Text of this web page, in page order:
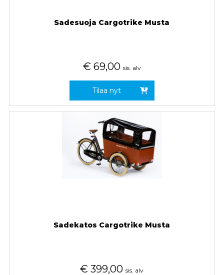
Sadesuoja Cargotrike Musta
€ 69,00 sis. alv
Tilaa nyt
Sadekatos Cargotrike Musta
€ 399,00 sis. alv